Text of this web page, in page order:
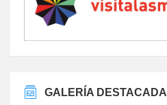
GALERÍA DESTACADA